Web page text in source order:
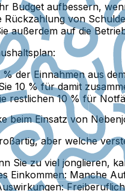
Budget aufbessern,
von
außerdem auf die
% der Einnahmen aus
10 % für damit
restlichen 10 % für
beim Einsatz von
aber welche
Sie zu viel jonglieren,
Einkommen: Manche